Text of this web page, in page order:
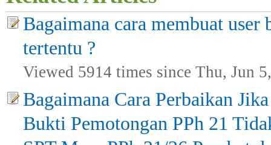
Bagaimana cara membuat user
tertentu ?
Viewed 5914 times since Thu, Jun
Bagaimana Cara Perbaikan
Bukti Pemotongan PPh 21